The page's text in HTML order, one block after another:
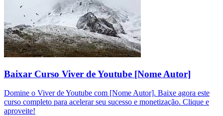
Baixar Curso Viver de Youtube [Nome Autor]
Domine o Viver de Youtube com [Nome Autor]. Baixe agora este
curso completo para acelerar seu sucesso e monetização. Clique e
aproveite!